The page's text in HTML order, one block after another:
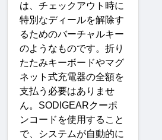
は、チェックアウト時に
特別なディールを解除す
るためのバーチャルキー
のようなものです。折り
たたみキーボードやマグ
ネット式充電器の全額を
支払う必要はありませ
ん。 SODIGEARクーポ
ンコードを使用すること
で、システムが自動的に